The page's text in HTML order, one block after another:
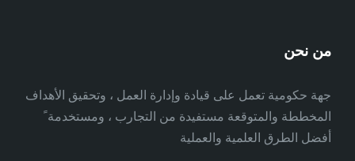
من نحن
جهة حكومية تعمل على قيادة وإدارة العمل ، وتحقيق الأهداف
المخططة والمتوقعة مستفيدة من التجارب ، ومستخدمة ً
أفضل الطرق العلمية والعملية